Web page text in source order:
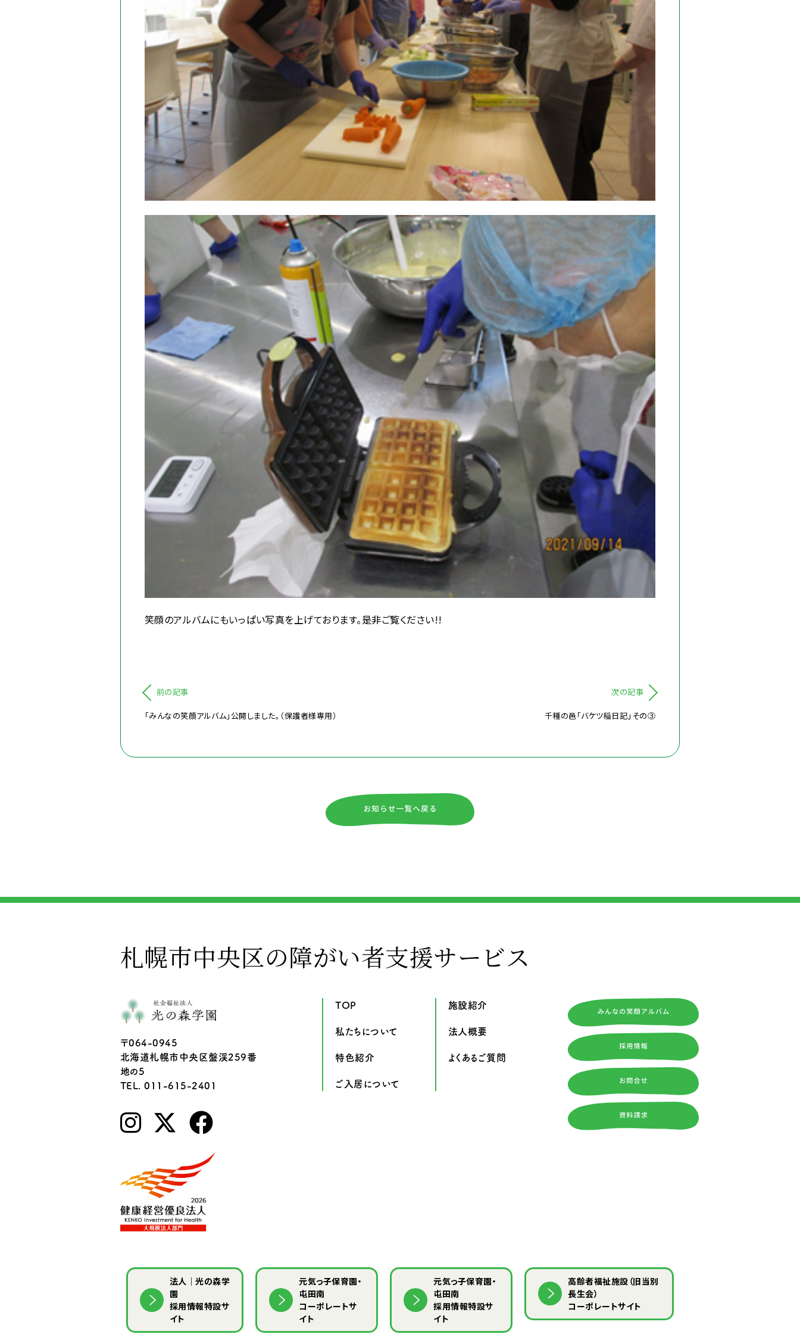
笑顔のアルバムにもいっぱい写真を上げております。是非ご覧ください!!
前の記事
「みんなの笑顔アルバム」公開しました。（保護者様専用）
次の記事
千種の邑「バケツ稲日記」その③
札幌市中央区の障がい者支援サービス
〒064-0945
北海道札幌市中央区盤渓259番
地の5
TEL. 011-615-2401
TOP
私たちについて
特色紹介
ご入居について
施設紹介
法人概要
よくあるご質問
法人｜光の森学
園
採用情報特設サ
イト
元気っ子保育園・
屯田南
コーポレートサ
イト
元気っ子保育園・
屯田南
採用情報特設サ
イト
⾼齢者福祉施設（旧当別
⻑⽣会）
コーポレートサイト